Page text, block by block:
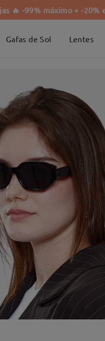
🔥 -99% máximo + -20%
Gafas de Sol Lentes